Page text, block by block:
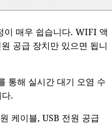
이 매우 쉽습니다. WIFI 액
공급 장치만 있으면 됩니
통해 실시간 대기 오염 수
.
케이블, USB 전원 공급